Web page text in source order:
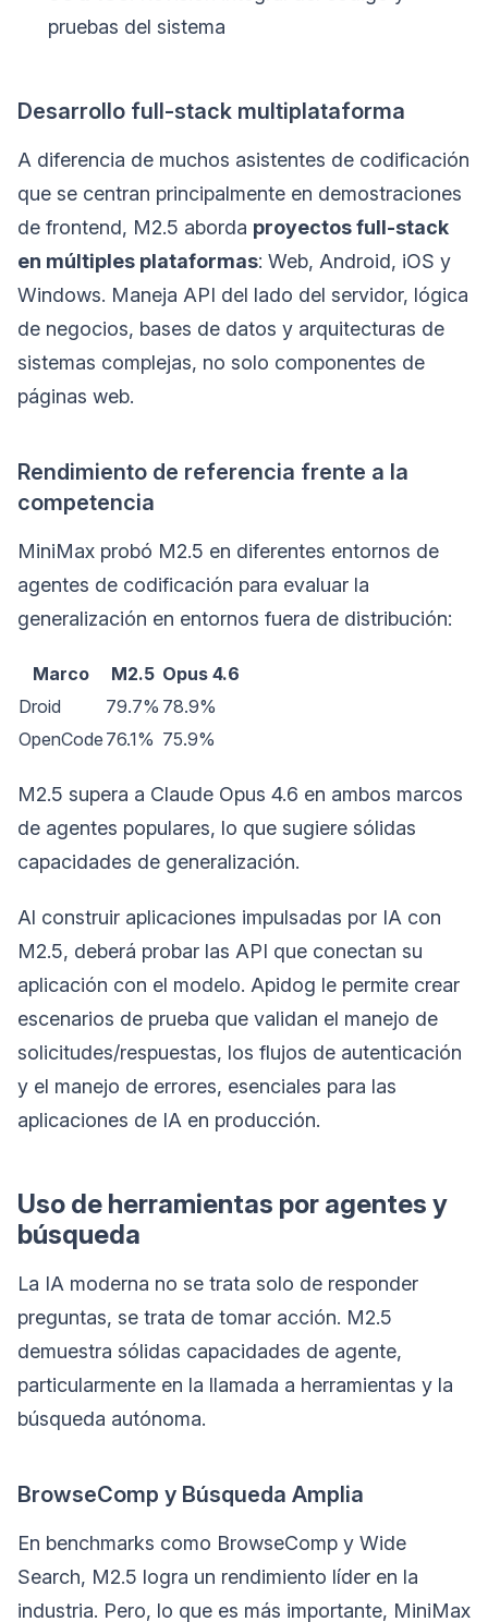
pruebas del sistema
Desarrollo full-stack multiplataforma
A diferencia de muchos asistentes de codificación
que se centran principalmente en demostraciones
de frontend, M2.5 aborda proyectos full-stack
en múltiples plataformas: Web, Android, iOS y
Windows. Maneja API del lado del servidor, lógica
de negocios, bases de datos y arquitecturas de
sistemas complejas, no solo componentes de
páginas web.
Rendimiento de referencia frente a la
competencia
MiniMax probó M2.5 en diferentes entornos de
agentes de codificación para evaluar la
generalización en entornos fuera de distribución:
Marco M2.5 Opus 4.6
Droid
79.7% 78.9%
OpenCode 76.1% 75.9%
M2.5 supera a Claude Opus 4.6 en ambos marcos
de agentes populares, lo que sugiere sólidas
capacidades de generalización.
Al construir aplicaciones impulsadas por IA con
M2.5, deberá probar las API que conectan su
aplicación con el modelo. Apidog le permite crear
escenarios de prueba que validan el manejo de
solicitudes/respuestas, los flujos de autenticación
y el manejo de errores, esenciales para las
aplicaciones de IA en producción.
Uso de herramientas por agentes y
búsqueda
La IA moderna no se trata solo de responder
preguntas, se trata de tomar acción. M2.5
demuestra sólidas capacidades de agente,
particularmente en la llamada a herramientas y la
búsqueda autónoma.
BrowseComp y Búsqueda Amplia
En benchmarks como BrowseComp y Wide
Search, M2.5 logra un rendimiento líder en la
industria. Pero, lo que es más importante, MiniMax